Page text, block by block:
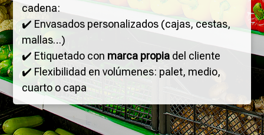
cadena:
✔️ Envasados personalizados (cajas, cestas,
mallas…)
✔️ Etiquetado con marca propia del cliente
✔️ Flexibilidad en volúmenes: palet, medio,
cuarto o capa